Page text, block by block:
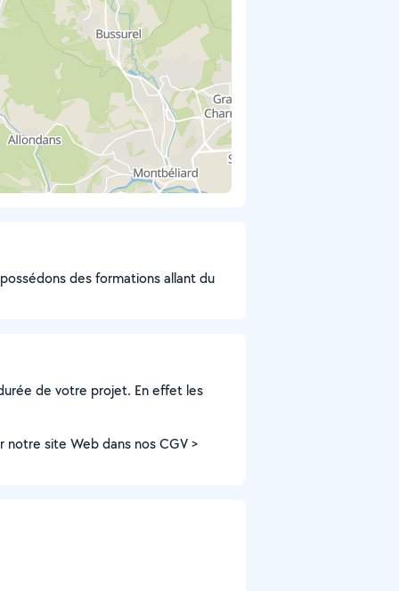
des formations allant du
de votre projet. En effet les
site Web dans nos CGV >